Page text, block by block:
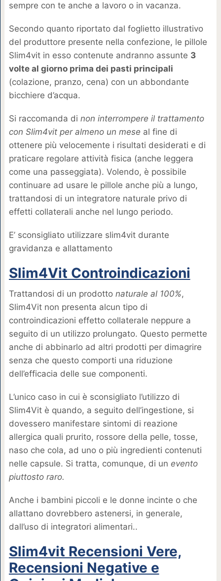
sempre con te anche a lavoro o in vacanza.
Secondo quanto riportato dal foglietto illustrativo
del produttore presente nella confezione, le pillole
Slim4vit in esso contenute andranno assunte 3
volte al giorno prima dei pasti principali
(colazione, pranzo, cena) con un abbondante
bicchiere d’acqua.
Si raccomanda di non interrompere il trattamento
con Slim4vit per almeno un mese al fine di
ottenere più velocemente i risultati desiderati e di
praticare regolare attività fisica (anche leggera
come una passeggiata). Volendo, è possibile
continuare ad usare le pillole anche più a lungo,
trattandosi di un integratore naturale privo di
effetti collaterali anche nel lungo periodo.
E’ sconsigliato utilizzare slim4vit durante
gravidanza e allattamento
Slim4Vit Controindicazioni
Trattandosi di un prodotto naturale al 100%,
Slim4Vit non presenta alcun tipo di
controindicazioni effetto collaterale neppure a
seguito di un utilizzo prolungato. Questo permette
anche di abbinarlo ad altri prodotti per dimagrire
senza che questo comporti una riduzione
dell’efficacia delle sue componenti.
L’unico caso in cui è sconsigliato l’utilizzo di
Slim4Vit è quando, a seguito dell’ingestione, si
dovessero manifestare sintomi di reazione
allergica quali prurito, rossore della pelle, tosse,
naso che cola, ad uno o più ingredienti contenuti
nelle capsule. Si tratta, comunque, di un evento
piuttosto raro.
Anche i bambini piccoli e le donne incinte o che
allattano dovrebbero astenersi, in generale,
dall’uso di integratori alimentari..
Slim4vit Recensioni Vere,
Recensioni Negative e